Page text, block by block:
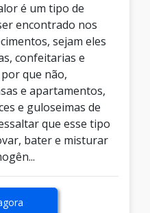
é um tipo de
encontrado nos
sejam eles
confeitarias e
que não,
e apartamentos,
e guloseimas de
que esse tipo
bater e misturar